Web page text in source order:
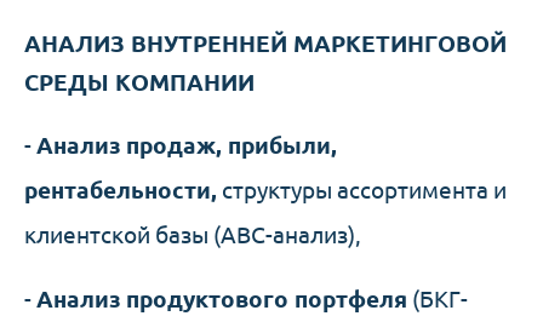
АНАЛИЗ ВНУТРЕННЕЙ МАРКЕТИНГОВОЙ
СРЕДЫ КОМПАНИИ
-Анализ продаж, прибыли,
рентабельности, структуры ассортимента и
клиентской базы (ABC-анализ),
-Анализ продуктового портфеля (БКГ-